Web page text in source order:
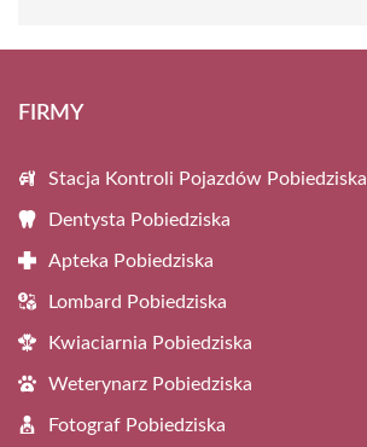
FIRMY
Stacja Kontroli Pojazdów Pobiedziska
Dentysta Pobiedziska
Apteka Pobiedziska
Lombard Pobiedziska
Kwiaciarnia Pobiedziska
Weterynarz Pobiedziska
Fotograf Pobiedziska